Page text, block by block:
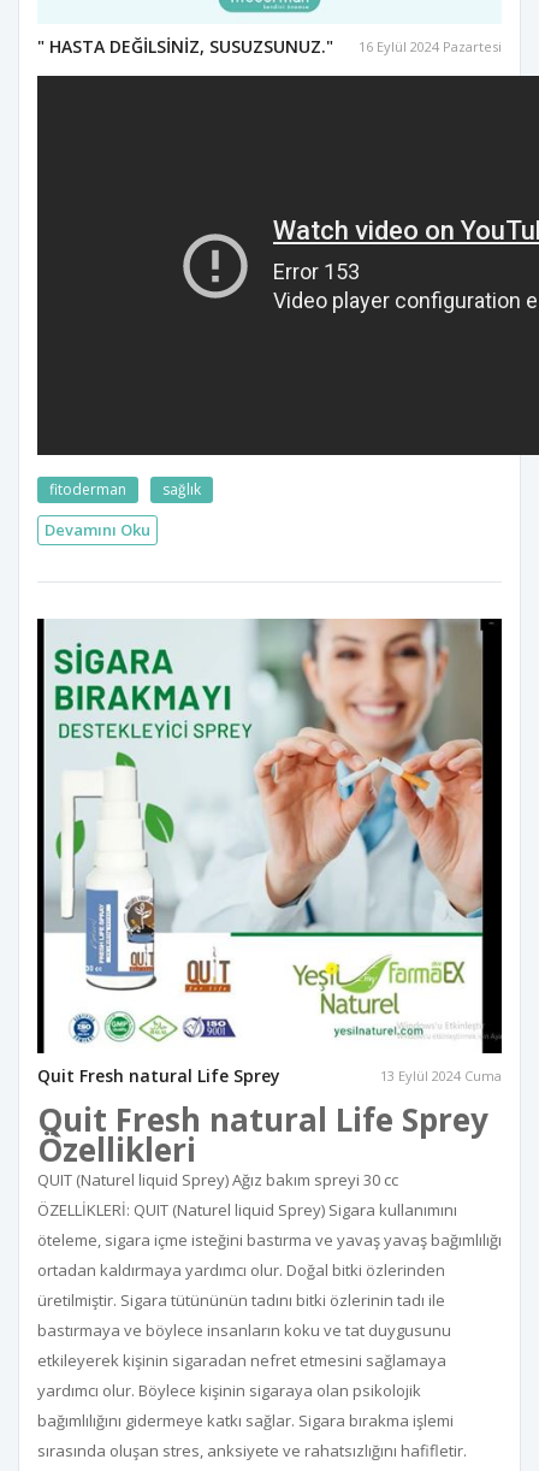
" HASTA DEĞİLSİNİZ, SUSUZSUNUZ." 16 Eylül 2024 Pazartesi
fitoderman sağlık
Devamını Oku
Quit Fresh natural Life Sprey 13 Eylül 2024 Cuma
Quit Fresh natural Life Sprey
Özellikleri
QUIT (Naturel liquid Sprey) Ağız bakım spreyi 30 cc
ÖZELLİKLERİ: QUIT (Naturel liquid Sprey) Sigara kullanımını
öteleme, sigara içme isteğini bastırma ve yavaş yavaş bağımlılığı
ortadan kaldırmaya yardımcı olur. Doğal bitki özlerinden
üretilmiştir. Sigara tütününün tadını bitki özlerinin tadı ile
bastırmaya ve böylece insanların koku ve tat duygusunu
etkileyerek kişinin sigaradan nefret etmesini sağlamaya
yardımcı olur. Böylece kişinin sigaraya olan psikolojik
bağımlılığını gidermeye katkı sağlar. Sigara bırakma işlemi
sırasında oluşan stres, anksiyete ve rahatsızlığını hafifletir.